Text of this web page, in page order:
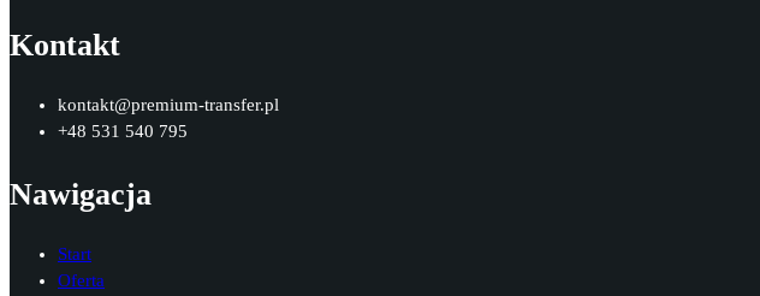
Kontakt
kontakt@premium-transfer.pl
+48 531 540 795
Nawigacja
Start
Oferta